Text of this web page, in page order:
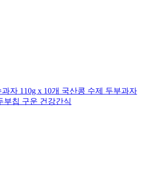
자 110g x 10개 국산콩 수제 두부과자
부칩 구운 건강간식